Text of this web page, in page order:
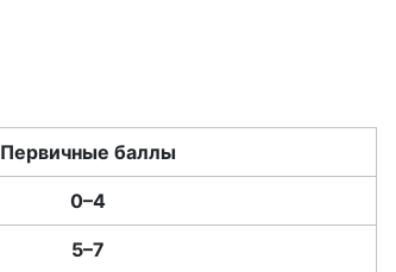
Первичные баллы
0–4
5–7